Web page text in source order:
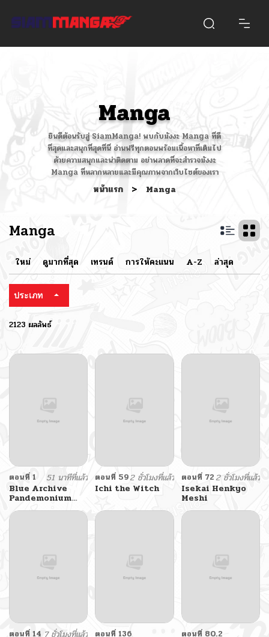
Manga
ยินดีต้อนรับสู่ SiamManga! พบกับมังงะ Manga ที่ดี
ที่สุดและสนุกที่สุดที่นี่ อ่านฟรีทุกตอนพร้อมเนื้อหาที่เต็มไป
ด้วยความสนุกและน่าติดตาม อย่าพลาดที่จะสำรวจมังงะ
Manga ที่หลากหลายและมีคุณภาพจากเว็บไซต์ของเรา
หน้าแรก > Manga
Manga
ใหม่ ดูมากที่สุด เทรนด์ การให้คะแนน A-Z ล่าสุด
ประเภท
2123 ผลลัพธ์
ตอนที่ 1
51 นาทีที่แล้ว
Blue Archive
Pandemonium
Vacation By
Hayashiya
ตอนที่ 592 ชั่วโมงที่แล้ว
Ichi the Witch
ตอนที่ 722 ชั่วโมงที่แล้ว
Isekai Henkyo
Meshi
ตอนที่ 14 7 ชั่วโมงที่แล้ว
ตอนที่ 136 ตอนที่ 80.2